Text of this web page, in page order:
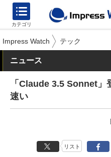
カテゴリ
Impress Watch テック
ニュース
「Claude 3.5 Sonnet
速い
リスト